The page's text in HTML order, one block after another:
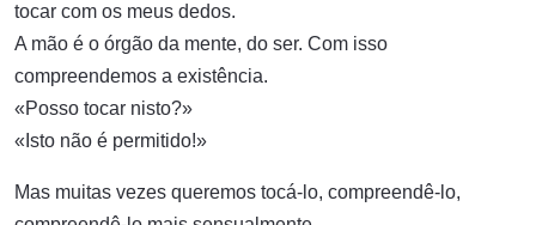
tocar com os meus dedos.
A mão é o órgão da mente, do ser. Com isso
compreendemos a existência.
«Posso tocar nisto?»
«Isto não é permitido!»
Mas muitas vezes queremos tocá-lo, compreendê-lo,